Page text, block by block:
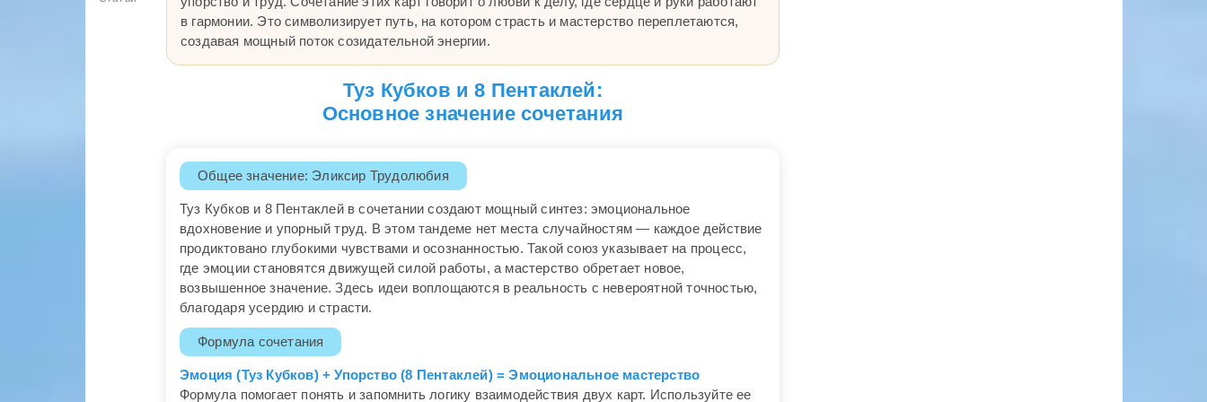
в гармонии. Это символизирует путь, на котором страсть и мастерство переплетаются,
создавая мощный поток созидательной энергии.
Туз Кубков и 8 Пентаклей:
Основное значение сочетания
Общее значение: Эликсир Трудолюбия
Туз Кубков и 8 Пентаклей в сочетании создают мощный синтез: эмоциональное
вдохновение и упорный труд. В этом тандеме нет места случайностям — каждое действие
продиктовано глубокими чувствами и осознанностью. Такой союз указывает на процесс,
где эмоции становятся движущей силой работы, а мастерство обретает новое,
возвышенное значение. Здесь идеи воплощаются в реальность с невероятной точностью,
благодаря усердию и страсти.
Формула сочетания
Эмоция (Туз Кубков) + Упорство (8 Пентаклей) = Эмоциональное мастерство
Формула помогает понять и запомнить логику взаимодействия двух карт. Используйте ее